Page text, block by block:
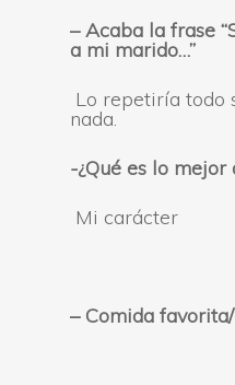
–Acaba la frase “
a mi marido…”
Lo repetiría todo
nada.
-¿Qué es lo mejor
Mi carácter
– Comida favorita/